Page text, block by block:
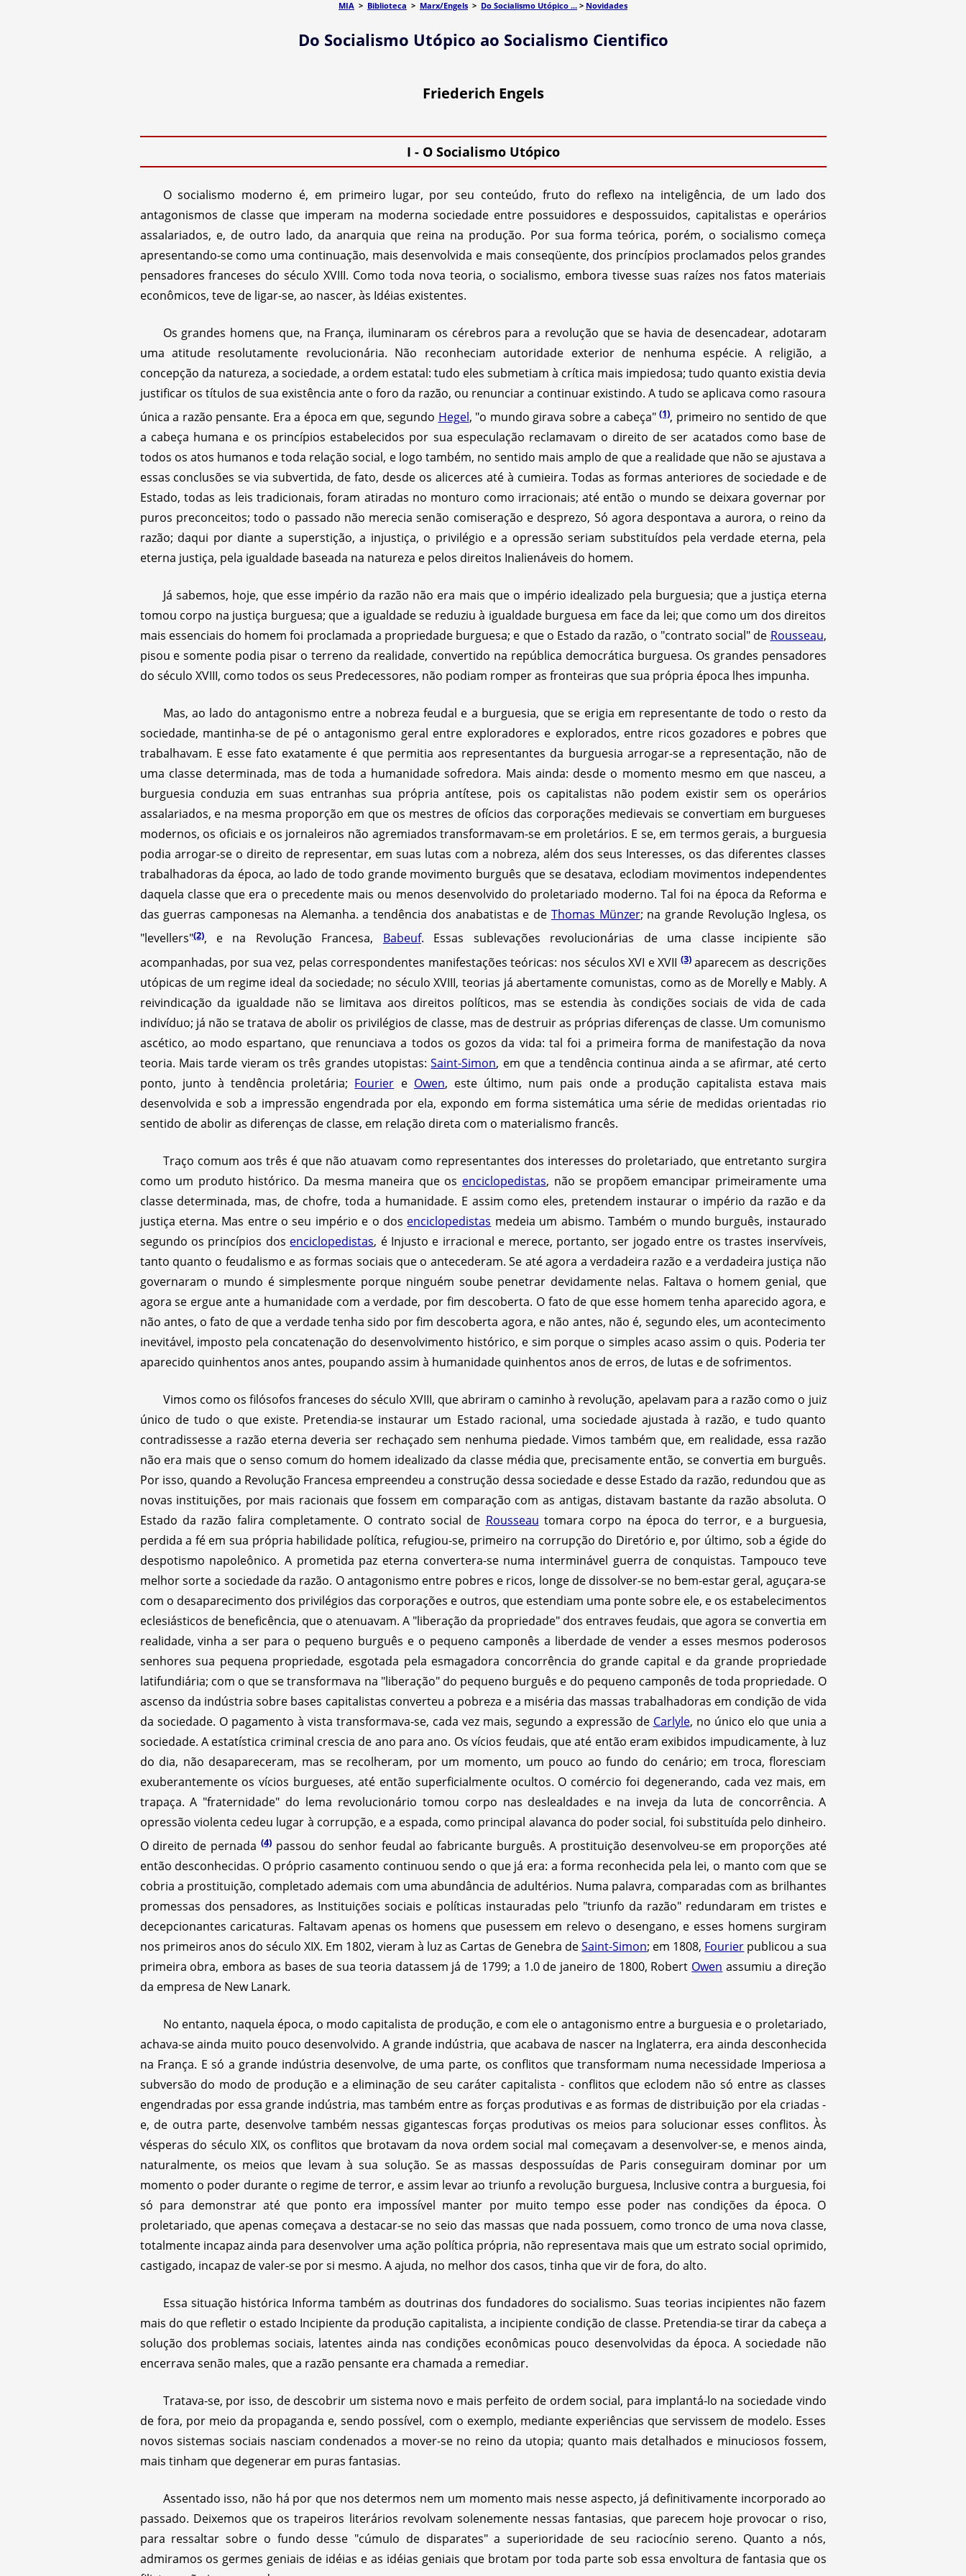
MIA > Biblioteca > Marx/Engels > Do Socialismo Utópico ... > Novidades
Do Socialismo Utópico ao Socialismo Cientifico
Friederich Engels
I - O Socialismo Utópico
O socialismo moderno é, em primeiro lugar, por seu conteúdo, fruto do reflexo na inteligência, de um lado dos
antagonismos de classe que imperam na moderna sociedade entre possuidores e despossuidos, capitalistas e operários
assalariados, e, de outro lado, da anarquia que reina na produção. Por sua forma teórica, porém, o socialismo começa
apresentando-se como uma continuação, mais desenvolvida e mais conseqüente, dos princípios proclamados pelos grandes
pensadores franceses do século XVIII. Como toda nova teoria, o socialismo, embora tivesse suas raízes nos fatos materiais
econômicos, teve de ligar-se, ao nascer, às Idéias existentes.
Os grandes homens que, na França, iluminaram os cérebros para a revolução que se havia de desencadear, adotaram
uma atitude resolutamente revolucionária. Não reconheciam autoridade exterior de nenhuma espécie. A religião, a
concepção da natureza, a sociedade, a ordem estatal: tudo eles submetiam à crítica mais impiedosa; tudo quanto existia devia
justificar os títulos de sua existência ante o foro da razão, ou renunciar a continuar existindo. A tudo se aplicava como rasoura
única a razão pensante. Era a época em que, segundo Hegel, "o mundo girava sobre a cabeça" (1), primeiro no sentido de que
a cabeça humana e os princípios estabelecidos por sua especulação reclamavam o direito de ser acatados como base de
todos os atos humanos e toda relação social, e logo também, no sentido mais amplo de que a realidade que não se ajustava a
essas conclusões se via subvertida, de fato, desde os alicerces até à cumieira. Todas as formas anteriores de sociedade e de
Estado, todas as leis tradicionais, foram atiradas no monturo como irracionais; até então o mundo se deixara governar por
puros preconceitos; todo o passado não merecia senão comiseração e desprezo, Só agora despontava a aurora, o reino da
razão; daqui por diante a superstição, a injustiça, o privilégio e a opressão seriam substituídos pela verdade eterna, pela
eterna justiça, pela igualdade baseada na natureza e pelos direitos Inalienáveis do homem.
Já sabemos, hoje, que esse império da razão não era mais que o império idealizado pela burguesia; que a justiça eterna
tomou corpo na justiça burguesa; que a igualdade se reduziu à igualdade burguesa em face da lei; que como um dos direitos
mais essenciais do homem foi proclamada a propriedade burguesa; e que o Estado da razão, o "contrato social" de Rousseau,
pisou e somente podia pisar o terreno da realidade, convertido na república democrática burguesa. Os grandes pensadores
do século XVIII, como todos os seus Predecessores, não podiam romper as fronteiras que sua própria época lhes impunha.
Mas, ao lado do antagonismo entre a nobreza feudal e a burguesia, que se erigia em representante de todo o resto da
sociedade, mantinha-se de pé o antagonismo geral entre exploradores e explorados, entre ricos gozadores e pobres que
trabalhavam. E esse fato exatamente é que permitia aos representantes da burguesia arrogar-se a representação, não de
uma classe determinada, mas de toda a humanidade sofredora. Mais ainda: desde o momento mesmo em que nasceu, a
burguesia conduzia em suas entranhas sua própria antítese, pois os capitalistas não podem existir sem os operários
assalariados, e na mesma proporção em que os mestres de ofícios das corporações medievais se convertiam em burgueses
modernos, os oficiais e os jornaleiros não agremiados transformavam-se em proletários. E se, em termos gerais, a burguesia
podia arrogar-se o direito de representar, em suas lutas com a nobreza, além dos seus Interesses, os das diferentes classes
trabalhadoras da época, ao lado de todo grande movimento burguês que se desatava, eclodiam movimentos independentes
daquela classe que era o precedente mais ou menos desenvolvido do proletariado moderno. Tal foi na época da Reforma e
das guerras camponesas na Alemanha. a tendência dos anabatistas e de Thomas Münzer; na grande Revolução Inglesa, os
"levellers"(2), e na Revolução Francesa, Babeuf. Essas sublevações revolucionárias de uma classe incipiente são
acompanhadas, por sua vez, pelas correspondentes manifestações teóricas: nos séculos XVI e XVII(3)aparecem as descrições
utópicas de um regime ideal da sociedade; no século XVIII, teorias já abertamente comunistas, como as de Morelly e Mably. A
reivindicação da igualdade não se limitava aos direitos políticos, mas se estendia às condições sociais de vida de cada
indivíduo; já não se tratava de abolir os privilégios de classe, mas de destruir as próprias diferenças de classe. Um comunismo
ascético, ao modo espartano, que renunciava a todos os gozos da vida: tal foi a primeira forma de manifestação da nova
teoria. Mais tarde vieram os três grandes utopistas:Saint-Simon, em que a tendência continua ainda a se afirmar, até certo
ponto, junto à tendência proletária; Fourier e Owen, este último, num pais onde a produção capitalista estava mais
desenvolvida e sob a impressão engendrada por ela, expondo em forma sistemática uma série de medidas orientadas rio
sentido de abolir as diferenças de classe, em relação direta com o materialismo francês.
Traço comum aos três é que não atuavam como representantes dos interesses do proletariado, que entretanto surgira
como um produto histórico. Da mesma maneira que os enciclopedistas, não se propõem emancipar primeiramente uma
classe determinada, mas, de chofre, toda a humanidade. E assim como eles, pretendem instaurar o império da razão e da
justiça eterna. Mas entre o seu império e o dos enciclopedistas medeia um abismo. Também o mundo burguês, instaurado
segundo os princípios dos enciclopedistas, é Injusto e irracional e merece, portanto, ser jogado entre os trastes inservíveis,
tanto quanto o feudalismo e as formas sociais que o antecederam. Se até agora a verdadeira razão e a verdadeira justiça não
governaram o mundo é simplesmente porque ninguém soube penetrar devidamente nelas. Faltava o homem genial, que
agora se ergue ante a humanidade com a verdade, por fim descoberta. O fato de que esse homem tenha aparecido agora, e
não antes, o fato de que a verdade tenha sido por fim descoberta agora, e não antes, não é, segundo eles, um acontecimento
inevitável, imposto pela concatenação do desenvolvimento histórico, e sim porque o simples acaso assim o quis. Poderia ter
aparecido quinhentos anos antes, poupando assim à humanidade quinhentos anos de erros, de lutas e de sofrimentos.
Vimos como os filósofos franceses do século XVIII, que abriram o caminho à revolução, apelavam para a razão como o juiz
único de tudo o que existe. Pretendia-se instaurar um Estado racional, uma sociedade ajustada à razão, e tudo quanto
contradissesse a razão eterna deveria ser rechaçado sem nenhuma piedade. Vimos também que, em realidade, essa razão
não era mais que o senso comum do homem idealizado da classe média que, precisamente então, se convertia em burguês.
Por isso, quando a Revolução Francesa empreendeu a construção dessa sociedade e desse Estado da razão, redundou que as
novas instituições, por mais racionais que fossem em comparação com as antigas, distavam bastante da razão absoluta. O
Estado da razão falira completamente. O contrato social de Rousseau tomara corpo na época do terror, e a burguesia,
perdida a fé em sua própria habilidade política, refugiou-se, primeiro na corrupção do Diretório e, por último, sob a égide do
despotismo napoleônico. A prometida paz eterna convertera-se numa interminável guerra de conquistas. Tampouco teve
melhor sorte a sociedade da razão. O antagonismo entre pobres e ricos, longe de dissolver-se no bem-estar geral, aguçara-se
com o desaparecimento dos privilégios das corporações e outros, que estendiam uma ponte sobre ele, e os estabelecimentos
eclesiásticos de beneficência, que o atenuavam. A "liberação da propriedade" dos entraves feudais, que agora se convertia em
realidade, vinha a ser para o pequeno burguês e o pequeno camponês a liberdade de vender a esses mesmos poderosos
senhores sua pequena propriedade, esgotada pela esmagadora concorrência do grande capital e da grande propriedade
latifundiária; com o que se transformava na "liberação" do pequeno burguês e do pequeno camponês de toda propriedade. O
ascenso da indústria sobre bases capitalistas converteu a pobreza e a miséria das massas trabalhadoras em condição de vida
da sociedade. O pagamento à vista transformava-se, cada vez mais, segundo a expressão de Carlyle, no único elo que unia a
sociedade. A estatística criminal crescia de ano para ano. Os vícios feudais, que até então eram exibidos impudicamente, à luz
do dia, não desapareceram, mas se recolheram, por um momento, um pouco ao fundo do cenário; em troca, floresciam
exuberantemente os vícios burgueses, até então superficialmente ocultos. O comércio foi degenerando, cada vez mais, em
trapaça. A "fraternidade" do lema revolucionário tomou corpo nas deslealdades e na inveja da luta de concorrência. A
opressão violenta cedeu lugar à corrupção, e a espada, como principal alavanca do poder social, foi substituída pelo dinheiro.
O direito de pernada(4) passou do senhor feudal ao fabricante burguês. A prostituição desenvolveu-se em proporções até
então desconhecidas. O próprio casamento continuou sendo o que já era: a forma reconhecida pela lei, o manto com que se
cobria a prostituição, completado ademais com uma abundância de adultérios. Numa palavra, comparadas com as brilhantes
promessas dos pensadores, as Instituições sociais e políticas instauradas pelo "triunfo da razão" redundaram em tristes e
decepcionantes caricaturas. Faltavam apenas os homens que pusessem em relevo o desengano, e esses homens surgiram
nos primeiros anos do século XIX. Em 1802, vieram à luz as Cartas de Genebra deSaint-Simon; em 1808, Fourier publicou a sua
primeira obra, embora as bases de sua teoria datassem já de 1799; a 1.0 de janeiro de 1800, Robert Owen assumiu a direção
da empresa de New Lanark.
No entanto, naquela época, o modo capitalista de produção, e com ele o antagonismo entre a burguesia e o proletariado,
achava-se ainda muito pouco desenvolvido. A grande indústria, que acabava de nascer na Inglaterra, era ainda desconhecida
na França. E só a grande indústria desenvolve, de uma parte, os conflitos que transformam numa necessidade Imperiosa a
subversão do modo de produção e a eliminação de seu caráter capitalista - conflitos que eclodem não só entre as classes
engendradas por essa grande indústria, mas também entre as forças produtivas e as formas de distribuição por ela criadas -
e, de outra parte, desenvolve também nessas gigantescas forças produtivas os meios para solucionar esses conflitos. Às
vésperas do século XIX, os conflitos que brotavam da nova ordem social mal começavam a desenvolver-se, e menos ainda,
naturalmente, os meios que levam à sua solução. Se as massas despossuídas de Paris conseguiram dominar por um
momento o poder durante o regime de terror, e assim levar ao triunfo a revolução burguesa, Inclusive contra a burguesia, foi
só para demonstrar até que ponto era impossível manter por muito tempo esse poder nas condições da época. O
proletariado, que apenas começava a destacar-se no seio das massas que nada possuem, como tronco de uma nova classe,
totalmente incapaz ainda para desenvolver uma ação política própria, não representava mais que um estrato social oprimido,
castigado, incapaz de valer-se por si mesmo. A ajuda, no melhor dos casos, tinha que vir de fora, do alto.
Essa situação histórica Informa também as doutrinas dos fundadores do socialismo. Suas teorias incipientes não fazem
mais do que refletir o estado Incipiente da produção capitalista, a incipiente condição de classe. Pretendia-se tirar da cabeça a
solução dos problemas sociais, latentes ainda nas condições econômicas pouco desenvolvidas da época. A sociedade não
encerrava senão males, que a razão pensante era chamada a remediar.
Tratava-se, por isso, de descobrir um sistema novo e mais perfeito de ordem social, para implantá-lo na sociedade vindo
de fora, por meio da propaganda e, sendo possível, com o exemplo, mediante experiências que servissem de modelo. Esses
novos sistemas sociais nasciam condenados a mover-se no reino da utopia; quanto mais detalhados e minuciosos fossem,
mais tinham que degenerar em puras fantasias.
Assentado isso, não há por que nos determos nem um momento mais nesse aspecto, já definitivamente incorporado ao
passado. Deixemos que os trapeiros literários revolvam solenemente nessas fantasias, que parecem hoje provocar o riso,
para ressaltar sobre o fundo desse "cúmulo de disparates" a superioridade de seu raciocínio sereno. Quanto a nós,
admiramos os germes geniais de idéias e as idéias geniais que brotam por toda parte sob essa envoltura de fantasia que os